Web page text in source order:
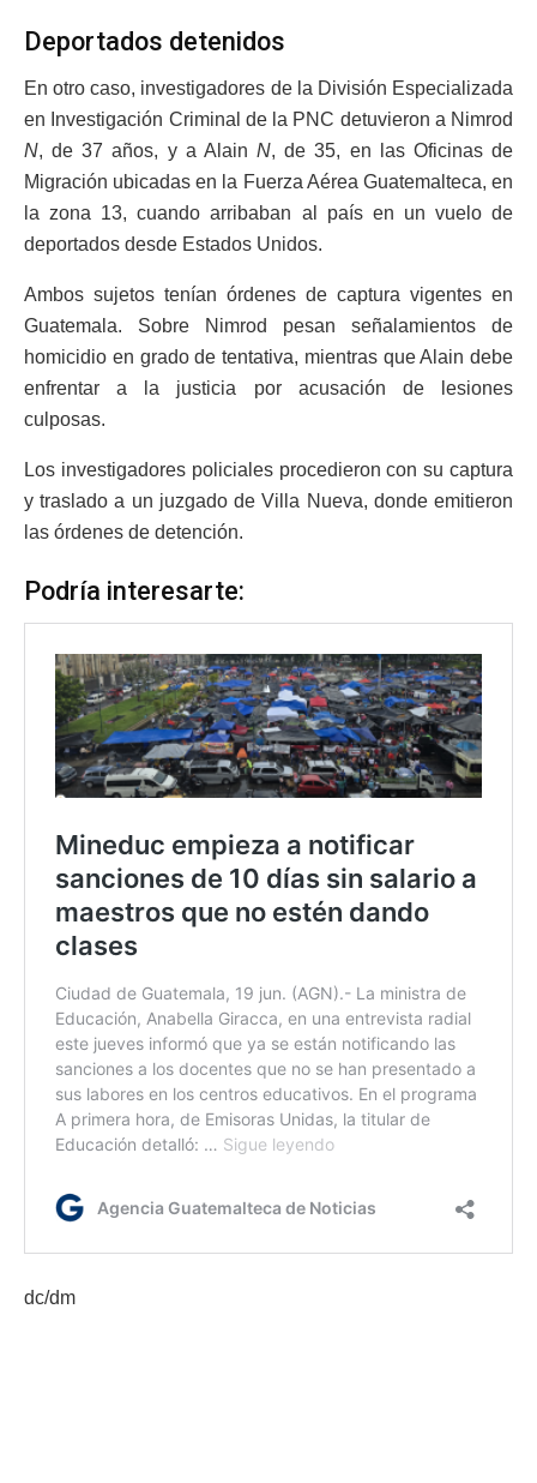
Deportados detenidos
En otro caso, investigadores de la División Especializada
en Investigación Criminal de la PNC detuvieron a Nimrod
N, de 37 años, y a AlainN, de 35, en las Oficinas de
Migración ubicadas en la Fuerza Aérea Guatemalteca, en
la zona 13, cuando arribaban al país en un vuelo de
deportados desde Estados Unidos.
Ambos sujetos tenían órdenes de captura vigentes en
Guatemala. Sobre Nimrod pesan señalamientos de
homicidio en grado de tentativa, mientras que Alain debe
enfrentar a la justicia por acusación de lesiones
culposas.
Los investigadores policiales procedieron con su captura
y traslado a un juzgado de Villa Nueva, donde emitieron
las órdenes de detención.
Podría interesarte:
dc/dm